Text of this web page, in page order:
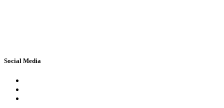
Social Media